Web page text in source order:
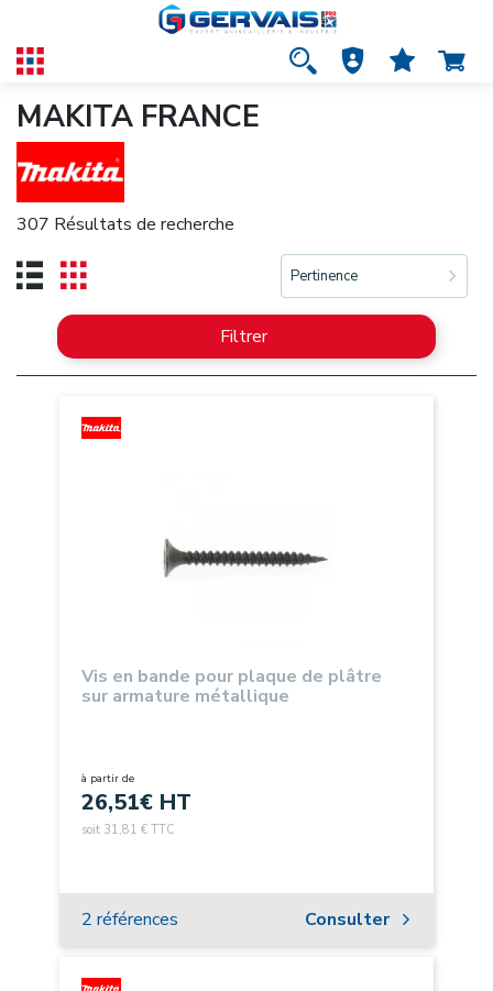
MAKITA FRANCE
307 Résultats de recherche
Pertinence
Filtrer
Vis en bande pour plaque de plâtre
sur armature métallique
à partir de
26,51€ HT
soit 31,81 € TTC
2 références Consulter